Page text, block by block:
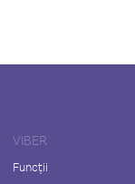
VIBER
Funcții